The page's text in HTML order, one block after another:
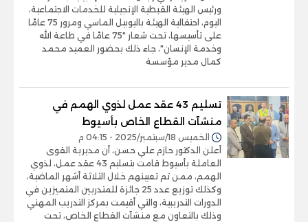
ورئيس الهيئة القبطية الإنجيلية للخدمات الاجتماعية،
اليوم، احتفالية الهيئة باليوبيل الماسي ومرور 75 عامًا
على تأسيسها، تحت شعار "75 عامًا في طاعة الله
وخدمة الإنسان"، جاء ذلك بحضور العميد محمد
كمال مدير مؤسسة
تسليم 43 عقد عمل لذوي الهمم في
منشآت القطاع الخاص بأسيوط
الخميس 18/سبتمبر/2025 - 04:15 م
أعلن الدكتور حازم علي حسن، أن مديرية القوى
العاملة بأسيوط قامت بتسليم 43 عقد عمل، لذوي
الهمم، ممن تم تعيينهم خلال الثلاثة أشهر الماضية،
وكذلك توزيع عدد 25 جائزة للمتدربين المتميزين في
الدورات التدريبية، والتي أقيمت بمركز التدريب المهني
وذلك بالتعاون مع منشآت القطاع الخاص، تحت